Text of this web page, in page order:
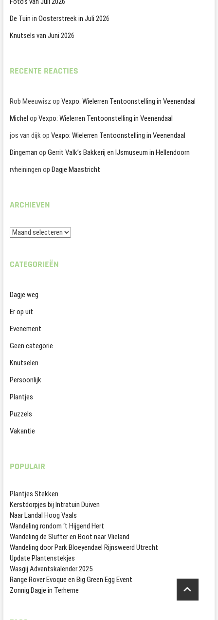
De Tuin in Oosterstreek in Juli 2026
Knutsels van Juni 2026
RECENTE REACTIES
Rob Meeuwisz op Vexpo: Wielerren Tentoonstelling in Veenendaal
Michel op Vexpo: Wielerren Tentoonstelling in Veenendaal
jos van dijkop Vexpo: Wielerren Tentoonstelling in Veenendaal
Dingeman op Gerrit Valk’s Bakkerij en IJsmuseum in Hellendoorn
rvheiningen op Dagje Maastricht
ARCHIEVEN
Archieven
CATEGORIEËN
Dagje weg
Er op uit
Evenement
Geen categorie
Knutselen
Persoonlijk
Plantjes
Puzzels
Vakantie
POPULAIR
Plantjes Stekken
Kerstdorpjes bij Intratuin Duiven
Naar Landal Hoog Vaals
Wandeling rondom ‘t Hijgend Hert
Wandeling de Slufter en Boot naar Vlieland
Wandeling door Park Bloeyendael Rijnsweerd Utrecht
Update Plantenstekjes
Wasgij Adventskalender 2025
Range Rover Evoque en Big Green Egg Event
Zonnig Dagje in Terherne